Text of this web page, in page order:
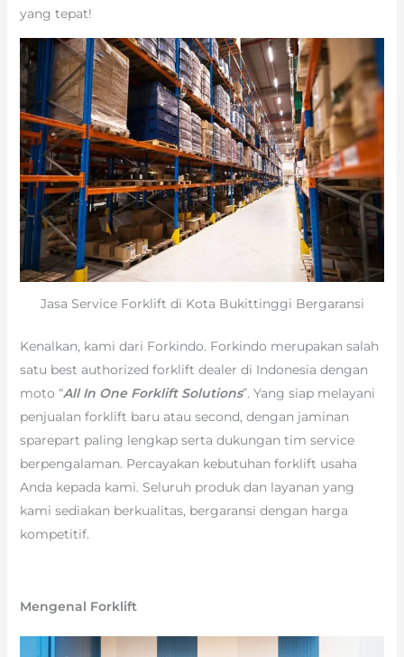
yang tepat!
Jasa Service Forklift di Kota Bukittinggi Bergaransi
Kenalkan, kami dari Forkindo. Forkindo merupakan salah
satu best authorized forklift dealer di Indonesia dengan
moto “All In One Forklift Solutions”. Yang siap melayani
penjualan forklift baru atau second, dengan jaminan
sparepart paling lengkap serta dukungan tim service
berpengalaman. Percayakan kebutuhan forklift usaha
Anda kepada kami. Seluruh produk dan layanan yang
kami sediakan berkualitas, bergaransi dengan harga
kompetitif.
Mengenal Forklift